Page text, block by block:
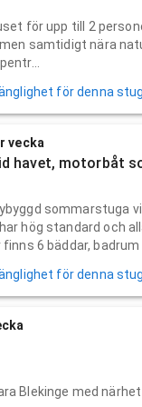
för upp till 2
samtidigt nära
för denna
vecka
havet, motorbåt
sommarstuga
hög standard och
6 bäddar, badrum
för denna
Blekinge med